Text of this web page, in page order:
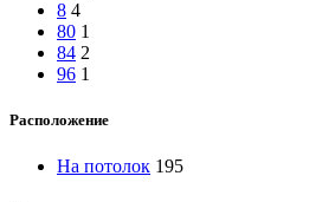
8 4
80 1
84 2
96 1
Расположение
На потолок 195